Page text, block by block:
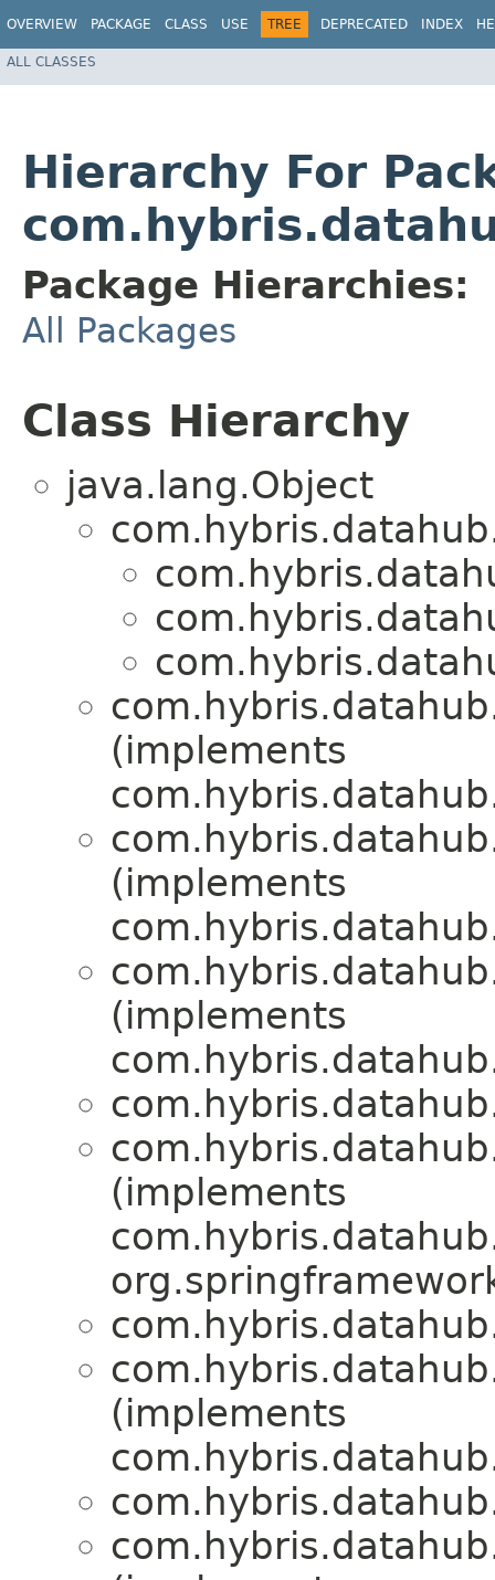
OVERVIEW PACKAGE CLASS USE TREE DEPRECATED INDEX
ALL CLASSES
Hierarchy For
Package Hierarchies:
All Packages
Class Hierarchy
java.lang.Object
(implements
(implements
(implements
(implements
(implements